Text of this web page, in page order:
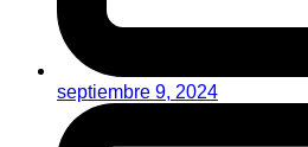
septiembre 9, 2024